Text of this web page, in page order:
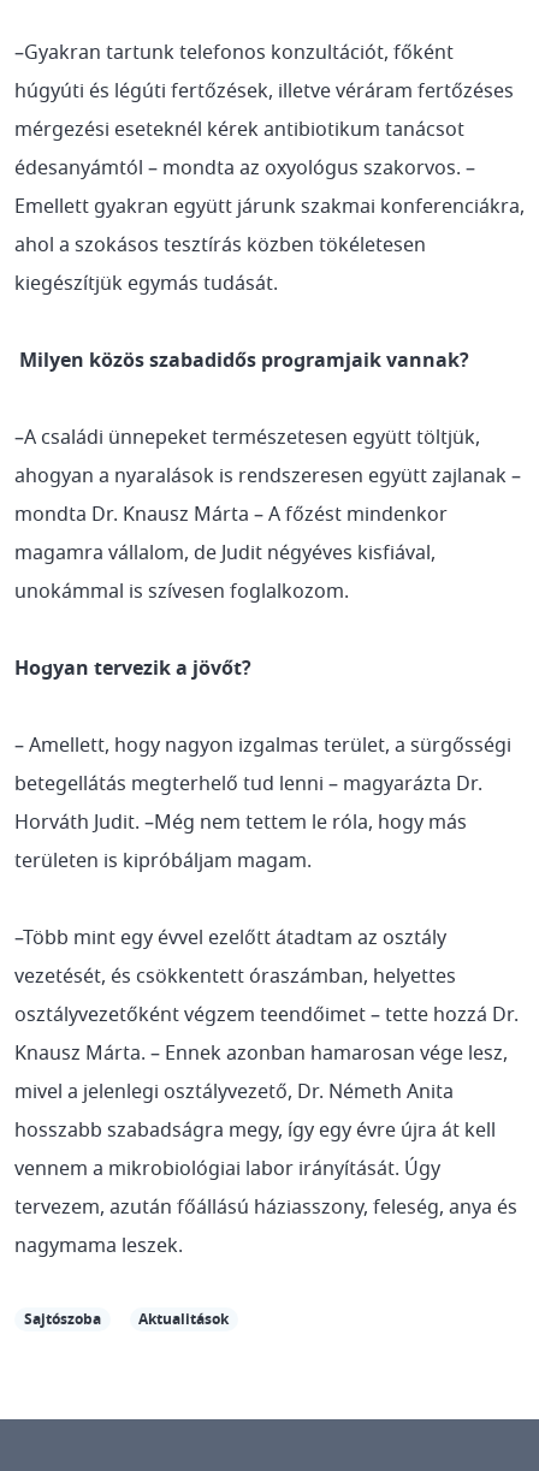
–Gyakran tartunk telefonos konzultációt, főként
húgyúti és légúti fertőzések, illetve véráram fertőzéses
mérgezési eseteknél kérek antibiotikum tanácsot
édesanyámtól – mondta az oxyológus szakorvos. ­–
Emellett gyakran együtt járunk szakmai konferenciákra,
ahol a szokásos tesztírás közben tökéletesen
kiegészítjük egymás tudását.
Milyen közös szabadidős programjaik vannak?
–A családi ünnepeket természetesen együtt töltjük,
ahogyan a nyaralások is rendszeresen együtt zajlanak –
mondta Dr. Knausz Márta – A főzést mindenkor
magamra vállalom, de Judit négyéves kisfiával,
unokámmal is szívesen foglalkozom.
Hogyan tervezik a jövőt?
– Amellett, hogy nagyon izgalmas terület, a sürgősségi
betegellátás megterhelő tud lenni – magyarázta Dr.
Horváth Judit. –Még nem tettem le róla, hogy más
területen is kipróbáljam magam.
–Több mint egy évvel ezelőtt átadtam az osztály
vezetését, és csökkentett óraszámban, helyettes
osztályvezetőként végzem teendőimet – tette hozzá Dr.
Knausz Márta. – Ennek azonban hamarosan vége lesz,
mivel a jelenlegi osztályvezető, Dr. Németh Anita
hosszabb szabadságra megy, így egy évre újra át kell
vennem a mikrobiológiai labor irányítását. Úgy
tervezem, azután főállású háziasszony, feleség, anya és
nagymama leszek.
Sajtószoba Aktualitások